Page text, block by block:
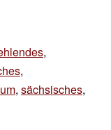
,
,
, sächsisches,